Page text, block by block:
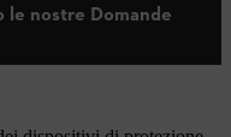
nostre Domande